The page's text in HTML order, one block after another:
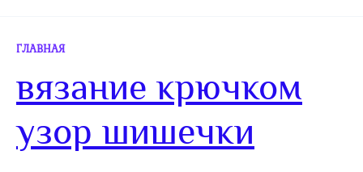
ГЛАВНАЯ
вязание крючком
узор шишечки